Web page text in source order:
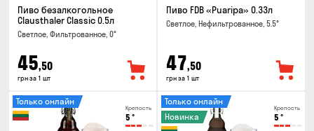
Пиво безалкогольное
Clausthaler Classic 0.5л
Светлое, Фильтрованное, 0°
45,50
грн за 1 шт
Пиво FDB «Puaripa» 0.33л
Светлое, Нефильтрованное, 5.5°
47,50
грн за 1 шт
Крепость
5 °
Только онлайн
Крепость
5 °
Только онлайн
Новинка